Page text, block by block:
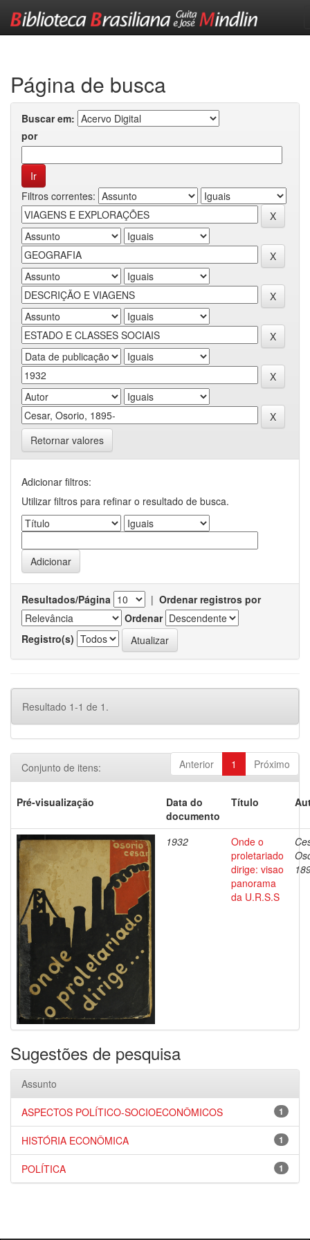
Página de busca
Buscar em:
por
Filtros correntes:
Retornar valores
Adicionar filtros:
Utilizar filtros para refinar o resultado de busca.
Resultados/Página | Ordenar registros por
Ordenar
Registro(s)
Resultado 1-1 de 1.
Anterior 1 Próximo
Conjunto de itens:
Pré-visualização
Data do
documento
Título
1932
Onde o
proletariado
dirige: visao
panorama
da U.R.S.S
Sugestões de pesquisa
Assunto
1
ASPECTOS POLÍTICO-SOCIOECONÔMICOS
1
HISTÓRIA ECONÔMICA
1
POLÍTICA